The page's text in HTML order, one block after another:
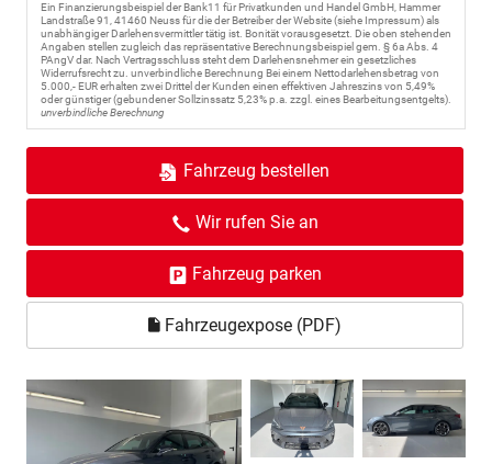
Ein Finanzierungsbeispiel der Bank11 für Privatkunden und Handel GmbH, Hammer
Landstraße 91, 41460 Neuss für die der Betreiber der Website (siehe Impressum) als
unabhängiger Darlehensvermittler tätig ist. Bonität vorausgesetzt. Die oben stehenden
Angaben stellen zugleich das repräsentative Berechnungsbeispiel gem. § 6a Abs. 4
PAngV dar. Nach Vertragsschluss steht dem Darlehensnehmer ein gesetzliches
Widerrufsrecht zu. unverbindliche Berechnung Bei einem Nettodarlehensbetrag von
5.000,- EUR erhalten zwei Drittel der Kunden einen effektiven Jahreszins von 5,49%
oder günstiger (gebundener Sollzinssatz 5,23% p.a. zzgl. eines Bearbeitungsentgelts).
unverbindliche Berechnung
Fahrzeug bestellen
Wir rufen Sie an
Fahrzeug parken
Fahrzeugexpose (PDF)